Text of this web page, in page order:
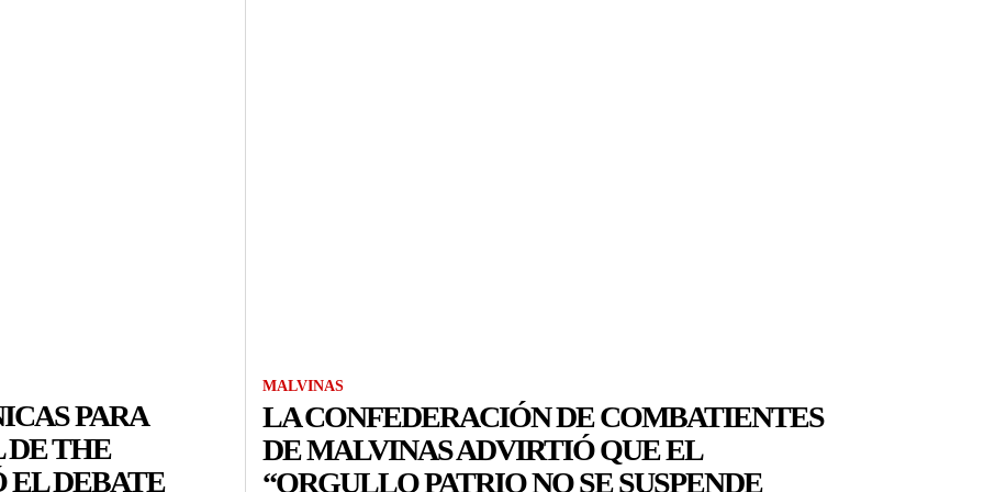
PARA
DE THE
EL DEBATE
MALVINAS
LA CONFEDERACIÓN DE COMBATIENTES
DE MALVINAS ADVIRTIÓ QUE EL
“ORGULLO PATRIO NO SE SUSPENDE